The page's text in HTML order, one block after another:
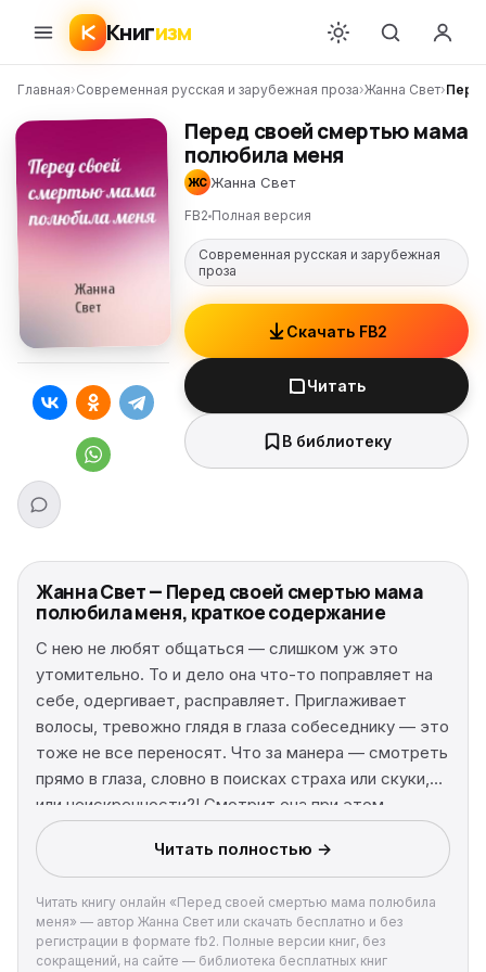
Книгизм
Главная›Современная русская и зарубежная проза›Жанна Свет›
Перед своей смертью мама
полюбила меня
ЖС Жанна Свет
FB2 Полная версия
Современная русская и зарубежная
проза
Скачать FB2
Читать
В библиотеку
Жанна Свет — Перед своей смертью мама
полюбила меня, краткое содержание
С нею не любят общаться — слишком уж это
утомительно. То и дело она что-то поправляет на
себе, одергивает, расправляет. Приглаживает
волосы, тревожно глядя в глаза собеседнику — это
тоже не все переносят. Что за манера — смотреть
прямо в глаза, словно в поисках страха или скуки,
или неискренности?! Смотрит она при этом
искательным взглядом, словно упрашивает о чем-
то, молит, но о чем ее мольба, непонятно, да и
некогда разбираться. Какие мольбы, о чем вы?!
Жизнь несется, скачет, до умоляющих ли взглядов
— пусть даже и думаешь о себе потом как о
колоде бесчувственной, это быстро проходит, а
Читать полностью →
Читать книгу онлайн «Перед своей смертью мама полюбила
меня» — автор Жанна Свет или скачать бесплатно и без
регистрации в формате fb2. Полные версии книг, без
сокращений, на сайте — библиотека бесплатных книг